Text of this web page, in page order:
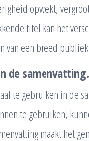
opwekt,
titel kan het
van een breed publiek.
de samenvatting.
te gebruiken in de
te gebruiken,
maakt het